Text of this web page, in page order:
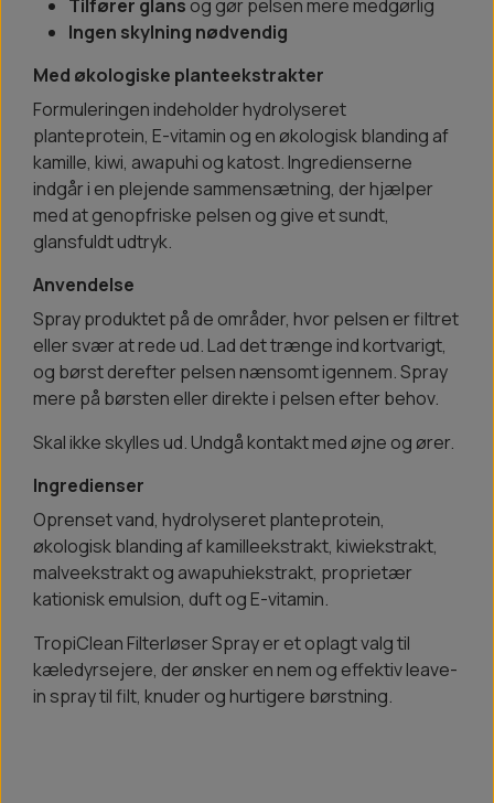
Tilfører glans og gør pelsen mere medgørlig
Ingen skylning nødvendig
Med økologiske planteekstrakter
Formuleringen indeholder hydrolyseret
planteprotein, E-vitamin og en økologisk blanding af
kamille, kiwi, awapuhi og katost. Ingredienserne
indgår i en plejende sammensætning, der hjælper
med at genopfriske pelsen og give et sundt,
glansfuldt udtryk.
Anvendelse
Spray produktet på de områder, hvor pelsen er filtret
eller svær at rede ud. Lad det trænge ind kortvarigt,
og børst derefter pelsen nænsomt igennem. Spray
mere på børsten eller direkte i pelsen efter behov.
Skal ikke skylles ud. Undgå kontakt med øjne og ører.
Ingredienser
Oprenset vand, hydrolyseret planteprotein,
økologisk blanding af kamilleekstrakt, kiwiekstrakt,
malveekstrakt og awapuhiekstrakt, proprietær
kationisk emulsion, duft og E-vitamin.
TropiClean Filterløser Spray er et oplagt valg til
kæledyrsejere, der ønsker en nem og effektiv leave-
in spray til filt, knuder og hurtigere børstning.